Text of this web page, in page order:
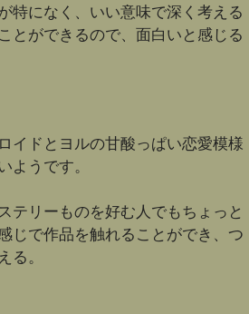
特になく、いい意味で深く考える
とができるので、面白いと感じる
イドとヨルの甘酸っぱい恋愛模様
ようです。
テリーものを好む人でもちょっと
じで作品を触れることができ、つ
る。